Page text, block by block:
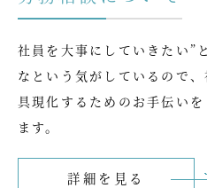
社員を大事にしていきたい”
なという気がしているので
具現化するためのお手伝い
ます。
詳細を見る